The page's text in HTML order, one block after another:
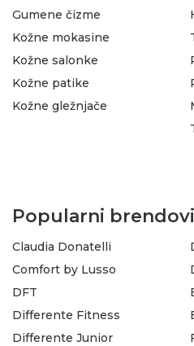
Gumene čizme
Kožne mokasine
Kožne salonke
Kožne patike
Kožne gležnjače
Popularni brendovi
Claudia Donatelli
Comfort by Lusso
DFT
Differente Fitness
Differente Junior